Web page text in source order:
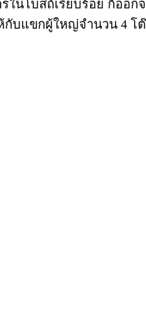
โบสถ์เรียบร้อย ก็ออก
กับแขกผู้ใหญ่จำนวน 4 โ